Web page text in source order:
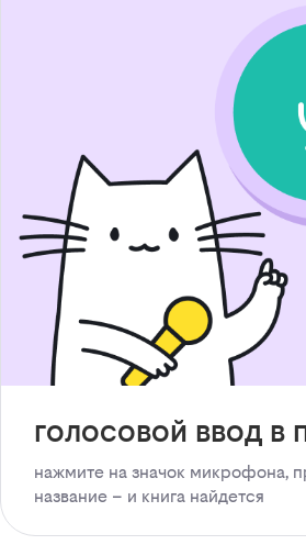
голосовой ввод в
нажмите на значок микрофона,
название – и книга найдется